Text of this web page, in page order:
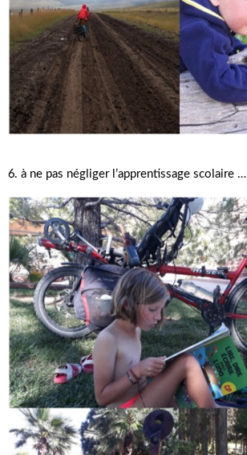
6. à ne pas négliger l’apprentissage scolaire …